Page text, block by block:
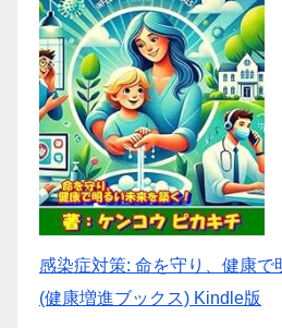
感染症対策: 命を守り、健康で
(健康増進ブックス) Kindle版